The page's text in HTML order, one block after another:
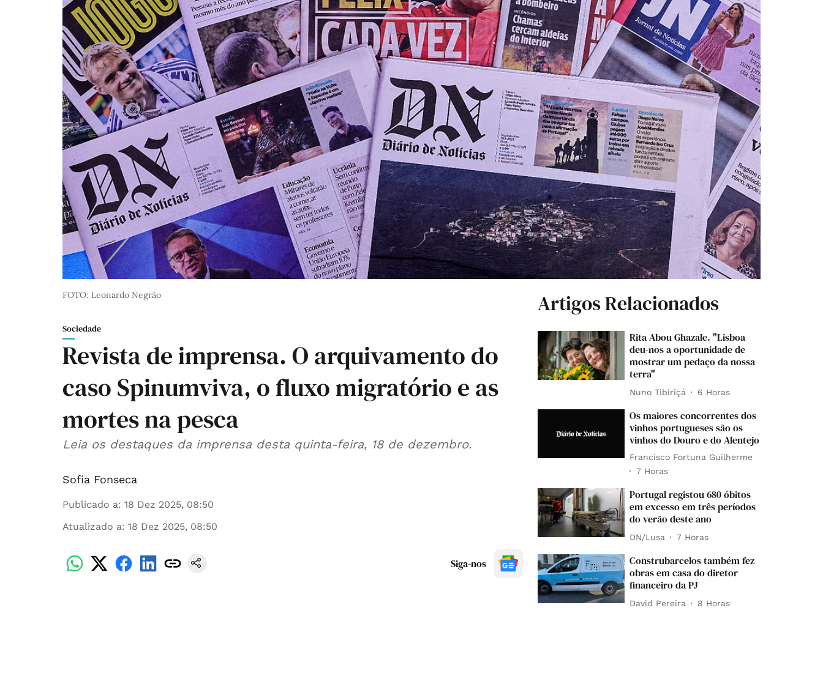
FOTO: Leonardo Negrão
Sociedade
Revista de imprensa. O arquivamento do
caso Spinumviva, o fluxo migratório e as
mortes na pesca
Leia os destaques da imprensa desta quinta-feira, 18 de dezembro.
Sofia Fonseca
Publicado a: 18 Dez 2025, 08:50
Atualizado a: 18 Dez 2025, 08:50
Siga-nos
Artigos Relacionados
Rita Abou Ghazale. "Lisboa
deu-nos a oportunidade de
mostrar um pedaço da nossa
terra"
Nuno Tibiriçá 6 Horas
Os maiores concorrentes dos
vinhos portugueses são os
vinhos do Douro e do Alentejo
Francisco Fortuna Guilherme
7 Horas
Portugal registou 680 óbitos
em excesso em três períodos
do verão deste ano
DN/Lusa 7 Horas
Construbarcelos também fez
obras em casa do diretor
financeiro da PJ
David Pereira 8 Horas